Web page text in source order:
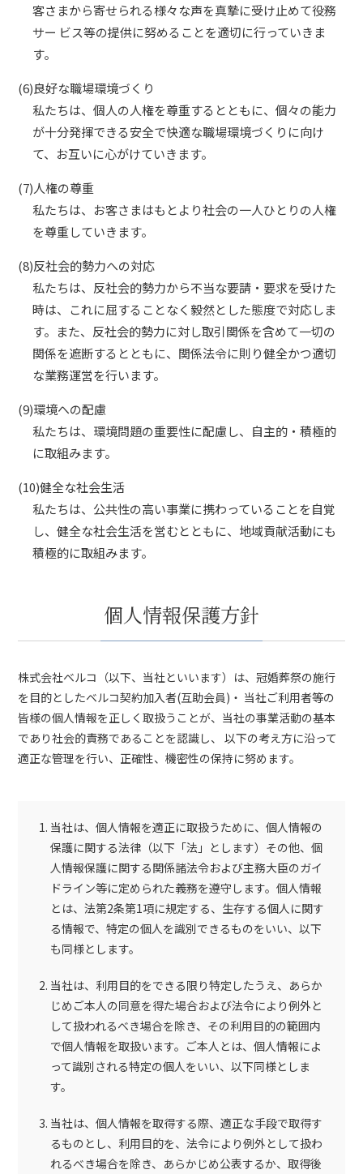
客さまから寄せられる様々な声を真摯に受け止めて役務
サー ビス等の提供に努めることを適切に行っていきま
す。
(6)良好な職場環境づくり
私たちは、個人の人権を尊重するとともに、個々の能力
が十分発揮できる安全で快適な職場環境づくりに向け
て、お互いに心がけていきます。
(7)人権の尊重
私たちは、お客さまはもとより社会の一人ひとりの人権
を尊重していきます。
(8)反社会的勢力への対応
私たちは、反社会的勢力から不当な要請・要求を受けた
時は、これに屈することなく毅然とした態度で対応しま
す。また、反社会的勢力に対し取引関係を含めて一切の
関係を遮断するとともに、関係法令に則り健全かつ適切
な業務運営を行います。
(9)環境への配慮
私たちは、環境問題の重要性に配慮し、自主的・積極的
に取組みます。
(10)健全な社会生活
私たちは、公共性の高い事業に携わっていることを自覚
し、健全な社会生活を営むとともに、地域貢献活動にも
積極的に取組みます。
個人情報保護方針
株式会社ベルコ（以下、当社といいます）は、冠婚葬祭の施行
を目的としたベルコ契約加入者(互助会員)・ 当社ご利用者等の
皆様の個人情報を正しく取扱うことが、当社の事業活動の基本
であり社会的責務であることを認識し、 以下の考え方に沿って
適正な管理を行い、正確性、機密性の保持に努めます。
当社は、個人情報を適正に取扱うために、個人情報の
保護に関する法律（以下「法」とします）その他、個
人情報保護に関する関係諸法令および主務大臣のガイ
ドライン等に定められた義務を遵守します。個人情報
とは、法第2条第1項に規定する、生存する個人に関す
る情報で、特定の個人を識別できるものをいい、以下
も同様とします。
当社は、利用目的をできる限り特定したうえ、あらか
じめご本人の同意を得た場合および法令により例外と
して扱われるべき場合を除き、その利用目的の範囲内
で個人情報を取扱います。ご本人とは、個人情報によ
って識別される特定の個人をいい、以下同様としま
す。
当社は、個人情報を取得する際、適正な手段で取得す
るものとし、利用目的を、法令により例外として扱わ
れるべき場合を除き、あらかじめ公表するか、取得後